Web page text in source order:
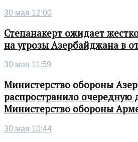
30 мая 12:00
Степанакерт ожидает
на угрозы Азербайджана в
30 мая 11:59
Министерство обороны
распространило
Министерство обороны
30 мая 10:44